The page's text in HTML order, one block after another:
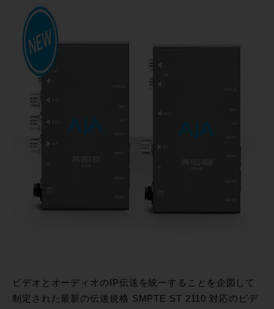
ビデオとオーディオのIP伝送を統一することを企図して
制定された最新の伝送規格 SMPTE ST 2110 対応のビデ